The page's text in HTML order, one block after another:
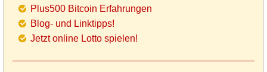
Plus500 Bitcoin Erfahrungen
Blog- und Linktipps!
Jetzt online Lotto spielen!